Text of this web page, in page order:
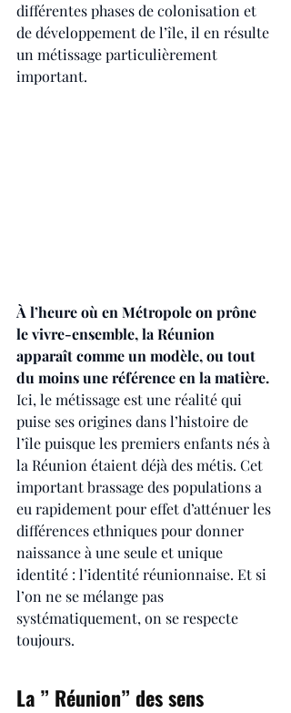
différentes phases de colonisation et
de développement de l’île, il en résulte
un métissage particulièrement
important.
À l’heure où en Métropole on prône
le vivre-ensemble, la Réunion
apparaît comme un modèle, ou tout
du moins une référence en la matière.
Ici, le métissage est une réalité qui
puise ses origines dans l’histoire de
l’île puisque les premiers enfants nés à
la Réunion étaient déjà des métis. Cet
important brassage des populations a
eu rapidement pour effet d’atténuer les
différences ethniques pour donner
naissance à une seule et unique
identité : l’identité réunionnaise. Et si
l’on ne se mélange pas
systématiquement, on se respecte
toujours.
La ” Réunion” des sens